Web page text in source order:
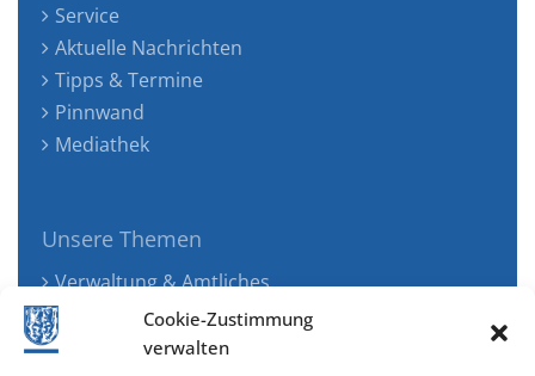
Cookie-Zustimmung
verwalten
Service
Aktuelle Nachrichten
Tipps & Termine
Pinnwand
Mediathek
Unsere Themen
Verwaltung & Amtliches
Jugend, Familie & Gesundheit
Tourismus, Freizeit & Ökologie